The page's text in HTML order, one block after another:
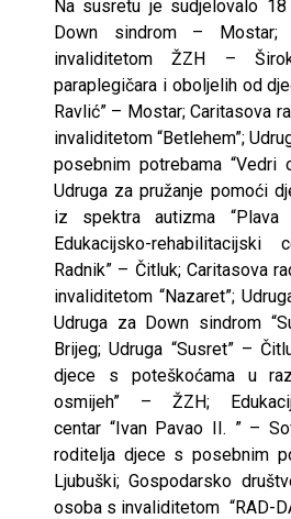
Na susretu je sudjelovalo 18
Down sindrom – Mostar;
invaliditetom ŽZH –
paraplegičara i oboljelih od
Ravlić” – Mostar; Caritasova
invaliditetom “Betlehem”;
posebnim potrebama “Vedri
Udruga za pružanje pomoći
iz spektra autizma “Plava
Edukacijsko-
Radnik” – Čitluk; Caritasova
invaliditetom “Nazaret”;
Udruga za Down sindrom
Brijeg; Udruga “Susret” –
djece s poteškoćama u
osmijeh” – ŽZH;
centar “Ivan Pavao II. ” –
roditelja djece s posebnim
Ljubuški; Gospodarsko
osoba s invaliditetom “RAD-